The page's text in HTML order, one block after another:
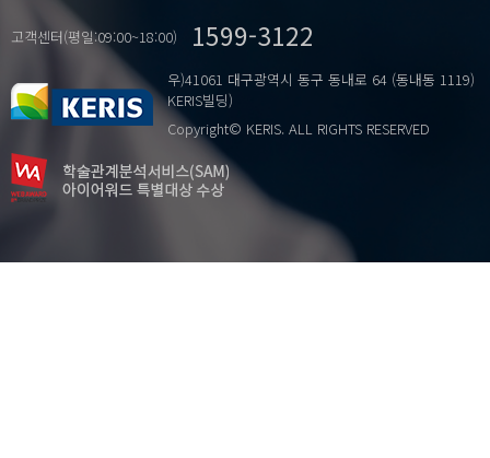
고객센터(평일:09:00~18:00) 1599-3122
우)41061 대구광역시 동구 동내로 64 (동내동 1119)
KERIS빌딩)
Copyright© KERIS. ALL RIGHTS RESERVED